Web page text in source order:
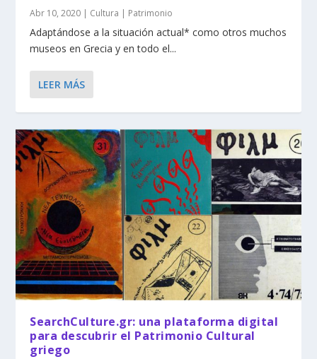
Abr 10, 2020 Cultura | Patrimonio
Adaptándose a la situación actual* como otros muchos
museos en Grecia y en todo el...
LEER MÁS
SearchCulture.gr: una plataforma digital
para descubrir el Patrimonio Cultural
griego